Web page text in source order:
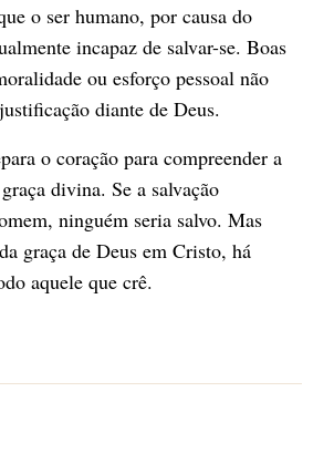
o ser humano, por causa do
incapaz de salvar-se. Boas
ou esforço pessoal não
diante de Deus.
o coração para compreender a
divina. Se a salvação
ninguém seria salvo. Mas
graça de Deus em Cristo, há
aquele que crê.